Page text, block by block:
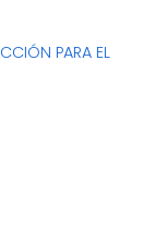
PARA EL